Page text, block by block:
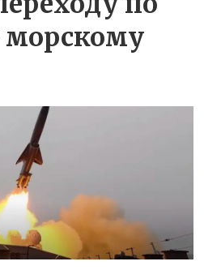
морскому